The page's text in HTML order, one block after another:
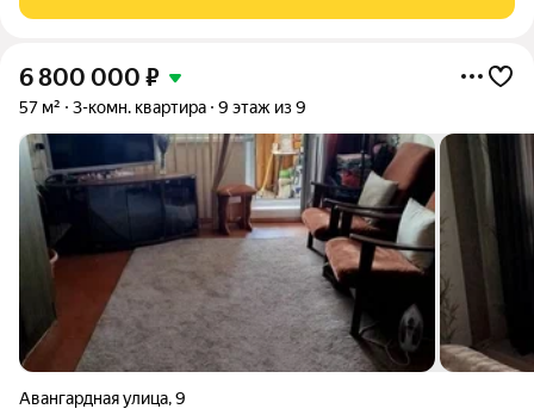
этаже от застройщика Консоль
6 800 000 ₽
57 м² 3-комн. квартира 9 этаж из 9
Авангардная улица,9